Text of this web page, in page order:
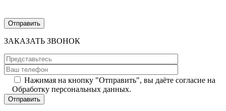
ЗАКАЗАТЬ ЗВОНОК
Нажимая на кнопку "Отправить", вы даёте согласие на
Обработку персональных данных.